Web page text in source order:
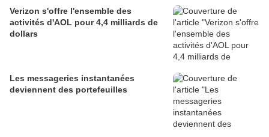
Verizon s'offre l'ensemble des
activités d'AOL pour 4,4 milliards de
dollars
Les messageries instantanées
deviennent des portefeuilles